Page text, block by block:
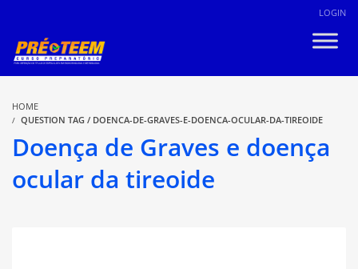
LOGIN
HOME
QUESTION TAG / DOENCA-DE-GRAVES-E-DOENCA-OCULAR-DA-TIREOIDE
Doença de Graves e doença
ocular da tireoide